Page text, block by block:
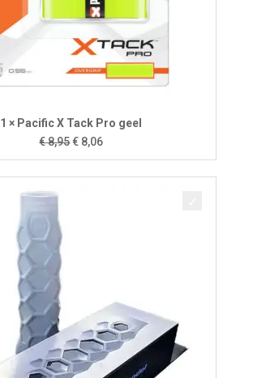
1 × Pacific X Tack Pro geel
€8,95Oorspronkelijke
prijs
was:
€ 8,06Huidige
prijs
is: